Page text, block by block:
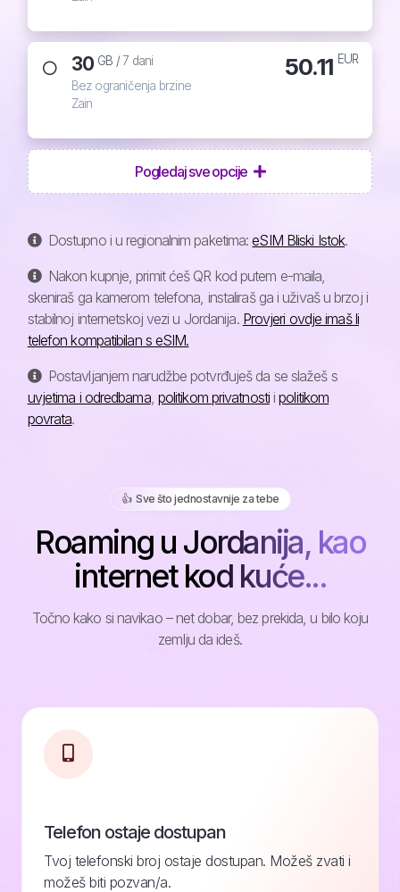
30 GB /7 dani
Bez ograničenja brzine
Zain
50.11 EUR
Pogledaj sve opcije
Dostupno i u regionalnim paketima:eSIM Bliski Istok.
Nakon kupnje, primit ćeš QR kod putem e-maila,
skeniraš ga kamerom telefona, instaliraš ga i uživaš u brzoj i
stabilnoj internetskoj vezi u Jordanija. Provjeri ovdje imaš li
telefon kompatibilan s eSIM.
Postavljanjem narudžbe potvrđuješ da se slažeš s
uvjetima i odredbama, politikom privatnostiipolitikom
povrata.
👍️ Sve što jednostavnije za tebe
Roaming u Jordanija, kao
internet kod kuće...
Točno kako si navikao – net dobar, bez prekida, u bilo koju
zemlju da ideš.
Telefon ostaje dostupan
Tvoj telefonski broj ostaje dostupan. Možeš zvati i
možeš biti pozvan/a.